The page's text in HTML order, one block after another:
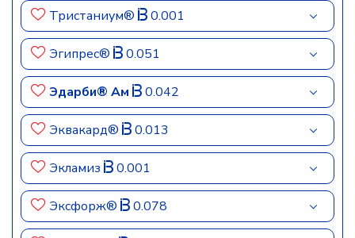
Тристаниум® 0.001
Эгипрес® 0.051
Эдарби® Ам 0.042
Эквакард® 0.013
Экламиз 0.001
Эксфорж® 0.078